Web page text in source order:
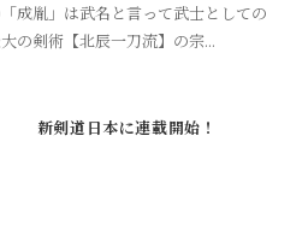
成胤」は武名と言って武士としての
の剣術【北辰一刀流】の宗...
新剣道日本に連載開始！